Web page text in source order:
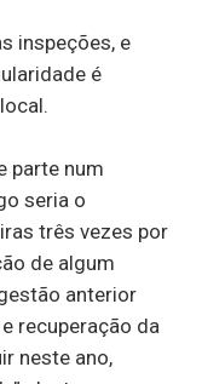
inspeções, e
é
parte num
seria o
três vezes por
de algum
anterior
recuperação da
neste ano,